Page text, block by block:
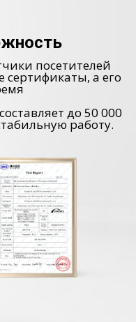
посетителей
сертификаты, а его
до 50 000
работу.